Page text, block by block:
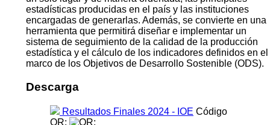
estadísticas producidas en el país y las instituciones
encargadas de generarlas. Además, se convierte en una
herramienta que permitirá diseñar e implementar un
sistema de seguimiento de la calidad de la producción
estadística y el cálculo de los indicadores definidos en el
marco de los Objetivos de Desarrollo Sostenible (ODS).
Descarga
Resultados Finales 2024 - IOE Código
QR: